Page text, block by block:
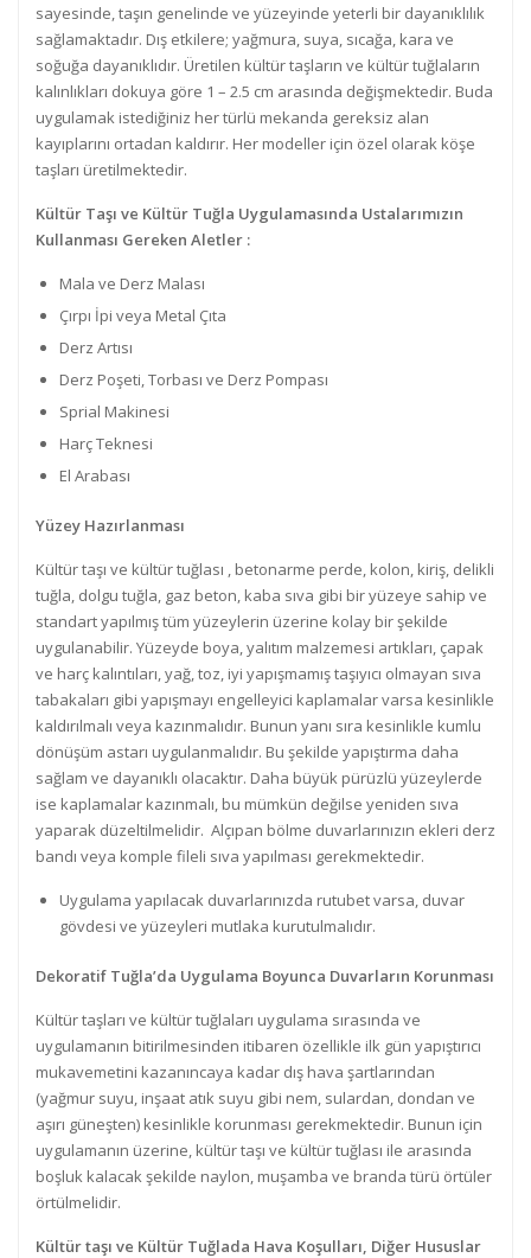
sayesinde, taşın genelinde ve yüzeyinde yeterli bir dayanıklılık
sağlamaktadır. Dış etkilere; yağmura, suya, sıcağa, kara ve
soğuğa dayanıklıdır. Üretilen kültür taşların ve kültür tuğlaların
kalınlıkları dokuya göre 1 – 2.5 cm arasında değişmektedir. Buda
uygulamak istediğiniz her türlü mekanda gereksiz alan
kayıplarını ortadan kaldırır. Her modeller için özel olarak köşe
taşları üretilmektedir.
Kültür Taşı ve Kültür Tuğla Uygulamasında Ustalarımızın
Kullanması Gereken Aletler :
Mala ve Derz Malası
Çırpı İpi veya Metal Çıta
Derz Artısı
Derz Poşeti, Torbası ve Derz Pompası
Sprial Makinesi
Harç Teknesi
El Arabası
Yüzey Hazırlanması
Kültür taşı ve kültür tuğlası , betonarme perde, kolon, kiriş, delikli
tuğla, dolgu tuğla, gaz beton, kaba sıva gibi bir yüzeye sahip ve
standart yapılmış tüm yüzeylerin üzerine kolay bir şekilde
uygulanabilir. Yüzeyde boya, yalıtım malzemesi artıkları, çapak
ve harç kalıntıları, yağ, toz, iyi yapışmamış taşıyıcı olmayan sıva
tabakaları gibi yapışmayı engelleyici kaplamalar varsa kesinlikle
kaldırılmalı veya kazınmalıdır. Bunun yanı sıra kesinlikle kumlu
dönüşüm astarı uygulanmalıdır. Bu şekilde yapıştırma daha
sağlam ve dayanıklı olacaktır. Daha büyük pürüzlü yüzeylerde
ise kaplamalar kazınmalı, bu mümkün değilse yeniden sıva
yaparak düzeltilmelidir. Alçıpan bölme duvarlarınızın ekleri derz
bandı veya komple fileli sıva yapılması gerekmektedir.
Uygulama yapılacak duvarlarınızda rutubet varsa, duvar
gövdesi ve yüzeyleri mutlaka kurutulmalıdır.
Dekoratif Tuğla’da Uygulama Boyunca Duvarların Korunması
Kültür taşları ve kültür tuğlaları uygulama sırasında ve
uygulamanın bitirilmesinden itibaren özellikle ilk gün yapıştırıcı
mukavemetini kazanıncaya kadar dış hava şartlarından
(yağmur suyu, inşaat atık suyu gibi nem, sulardan, dondan ve
aşırı güneşten) kesinlikle korunması gerekmektedir. Bunun için
uygulamanın üzerine, kültür taşı ve kültür tuğlası ile arasında
boşluk kalacak şekilde naylon, muşamba ve branda türü örtüler
örtülmelidir.
Kültür taşı ve Kültür Tuğlada Hava Koşulları, Diğer Hususlar